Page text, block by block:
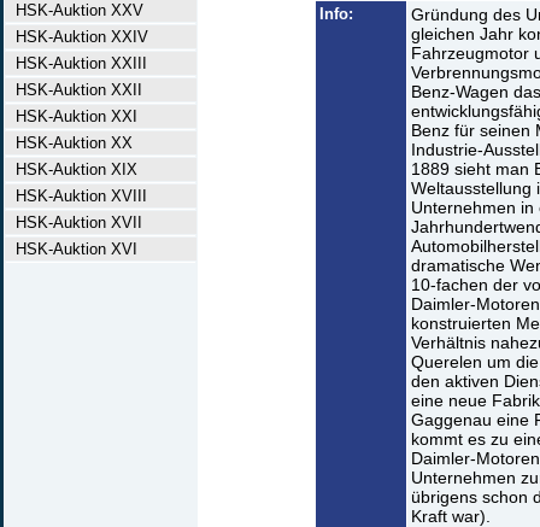
HSK-Auktion XXV
HSK-Auktion XXIV
HSK-Auktion XXIII
HSK-Auktion XXII
HSK-Auktion XXI
HSK-Auktion XX
HSK-Auktion XIX
HSK-Auktion XVIII
HSK-Auktion XVII
HSK-Auktion XVI
Info:
Gründung des
gleichen Jahr
Fahrzeugmotor
Benz-Wagen
Benz für seinen
Industrie-
1889 sieht man
Weltausstellung
Unternehmen in
dramatische
10-fachen der
Daimler-
konstruierten
Verhältnis
Querelen um
den aktiven
eine neue
Gaggenau eine
kommt es zu
Daimler-
Unternehmen
übrigens schon
Kraft war).